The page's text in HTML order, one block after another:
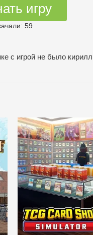
игру
59
с игрой не было